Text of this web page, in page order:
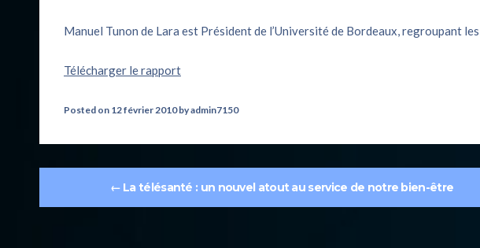
Manuel Tunon de Lara est Président de l’Université de Bordeaux, regroupant
Télécharger le rapport
Posted on 12 février 2010byadmin7150
←La télésanté : un nouvel atout au service de notre bien-être